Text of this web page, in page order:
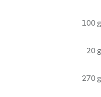
100 g
20 g
270 g